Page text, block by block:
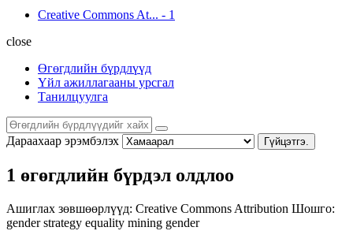
Creative Commons At... - 1
close
Өгөгдлийн бүрдлүүд
Үйл ажиллагааны урсгал
Танилцуулга
Дараахаар эрэмбэлэх Гүйцэтгэ.
1 өгөгдлийн бүрдэл олдлоо
Ашиглах зөвшөөрлүүд: Creative Commons Attribution Шошго:
gender strategy equality mining gender